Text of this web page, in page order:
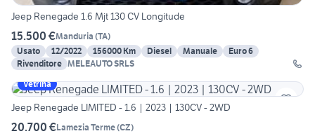
Jeep Renegade 1.6 Mjt 130 CV Longitude
15.500 €Manduria (TA)
Usato
12/2022 156000 Km Diesel Manuale
Euro 6
Rivenditore MELEAUTO SRLS
Vetrina
Jeep Renegade LIMITED - 1.6 | 2023 | 130CV - 2WD
20.700 €Lamezia Terme(CZ)